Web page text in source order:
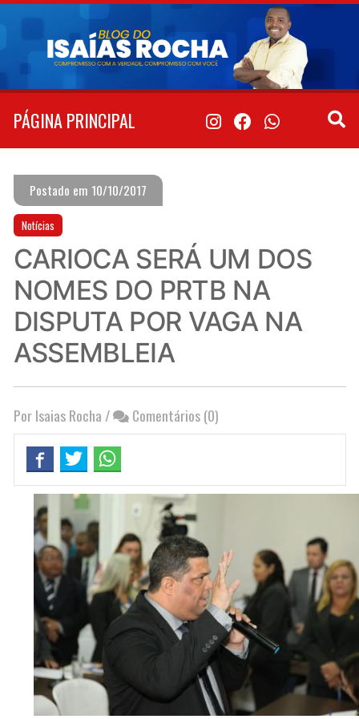
Pular
conteúdo
PÁGINA PRINCIPAL
Postado em 10/10/2017
Notícias
CARIOCA SERÁ UM DOS
NOMES DO PRTB NA
DISPUTA POR VAGA NA
ASSEMBLEIA
Por Isaias Rocha / Comentários (0)